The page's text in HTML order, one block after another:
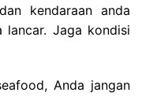
kendaraan anda
lancar. Jaga kondisi
Anda jangan